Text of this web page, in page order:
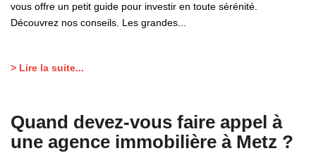
vous offre un petit guide pour investir en toute sérénité.
Découvrez nos conseils. Les grandes...
> Lire la suite...
Quand devez-vous faire appel à
une agence immobilière à Metz ?